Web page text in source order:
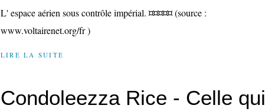
L' espace aérien sous contrôle impérial. ¤¤¤¤¤ (source :
www.voltairenet.org/fr )
LIRE LA SUITE
Condoleezza Rice - Celle qui